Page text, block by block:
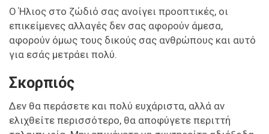
Ο Ήλιος στο ζώδιό σας ανοίγει προοπτικές, οι
επικείμενες αλλαγές δεν σας αφορούν άμεσα,
αφορούν όμως τους δικούς σας ανθρώπους και αυτό
για εσάς μετράει πολύ.
Σκορπιός
Δεν θα περάσετε και πολύ ευχάριστα, αλλά αν
ελιχθείτε περισσότερο, θα αποφύγετε περιττή